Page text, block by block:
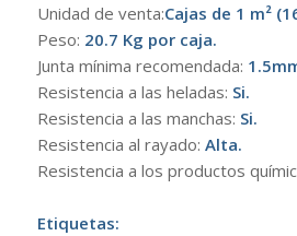
Unidad de venta:Cajas de 1 m²
Peso: 20.7 Kg por caja.
Junta mínima recomendada:
Resistencia a las heladas: Si.
Resistencia a las manchas: Si.
Resistencia al rayado: Alta.
Resistencia a los productos
Etiquetas: